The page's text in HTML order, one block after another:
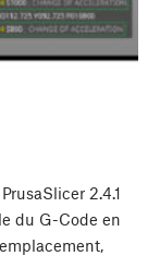
2.4.1
du G-Code en